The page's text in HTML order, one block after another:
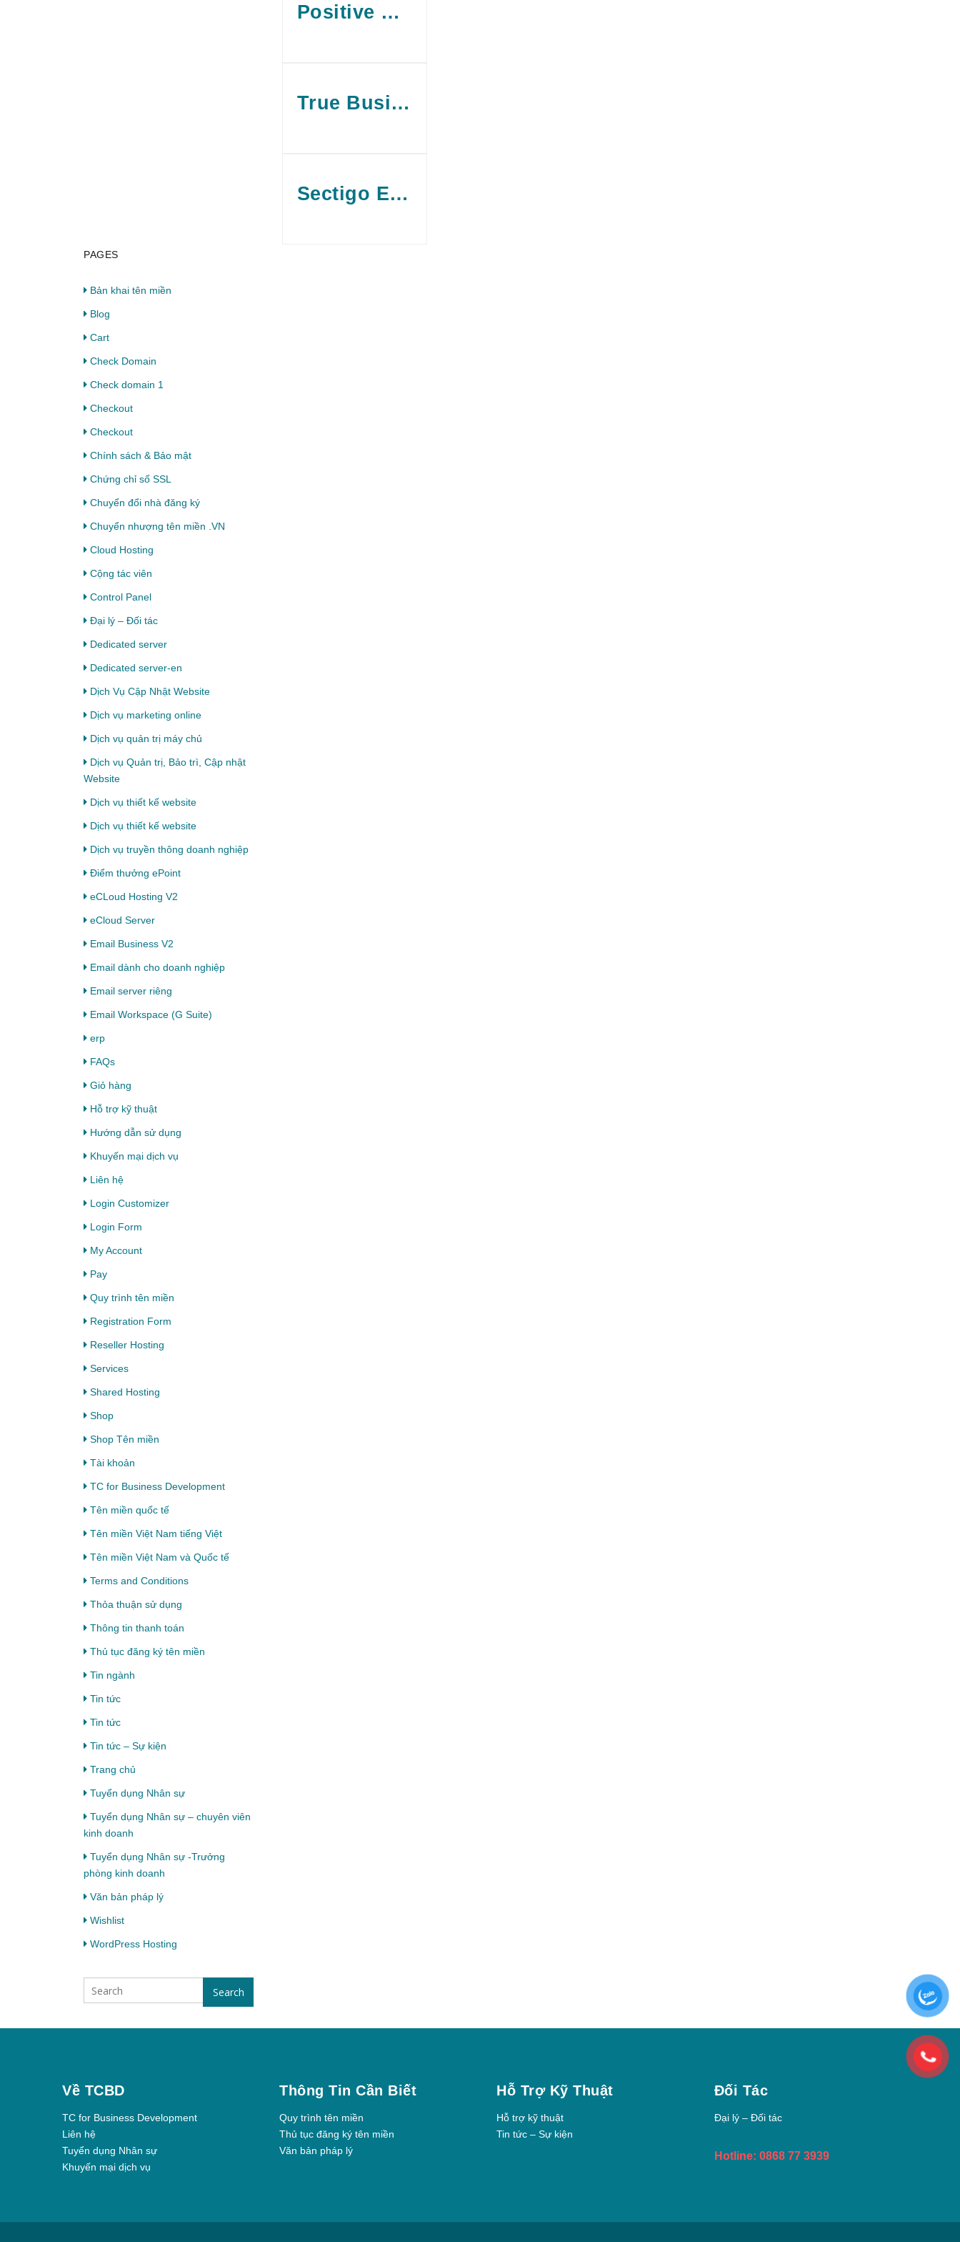
Positive SSL
True BusinessID
Sectigo EV SSL
PAGES
Bản khai tên miền
Blog
Cart
Check Domain
Check domain 1
Checkout
Checkout
Chính sách & Bảo mật
Chứng chỉ số SSL
Chuyển đổi nhà đăng ký
Chuyển nhượng tên miền .VN
Cloud Hosting
Cộng tác viên
Control Panel
Đại lý – Đối tác
Dedicated server
Dedicated server-en
Dịch Vụ Cập Nhật Website
Dịch vụ marketing online
Dịch vụ quản trị máy chủ
Dịch vụ Quản trị, Bảo trì, Cập nhật
Website
Dịch vụ thiết kế website
Dịch vụ thiết kế website
Dịch vụ truyền thông doanh nghiệp
Điểm thưởng ePoint
eCLoud Hosting V2
eCloud Server
Email Business V2
Email dành cho doanh nghiệp
Email server riêng
Email Workspace (G Suite)
erp
FAQs
Giỏ hàng
Hỗ trợ kỹ thuật
Hướng dẫn sử dụng
Khuyến mại dịch vụ
Liên hệ
Login Customizer
Login Form
My Account
Pay
Quy trình tên miền
Registration Form
Reseller Hosting
Services
Shared Hosting
Shop
Shop Tên miền
Tài khoản
TC for Business Development
Tên miền quốc tế
Tên miền Việt Nam tiếng Việt
Tên miền Việt Nam và Quốc tế
Terms and Conditions
Thỏa thuận sử dụng
Thông tin thanh toán
Thủ tục đăng ký tên miền
Tin ngành
Tin tức
Tin tức
Tin tức – Sự kiện
Trang chủ
Tuyển dụng Nhân sự
Tuyển dụng Nhân sự – chuyên viên
kinh doanh
Tuyển dụng Nhân sự -Trưởng
phòng kinh doanh
Văn bản pháp lý
Wishlist
WordPress Hosting
Search
Về TCBD
TC for Business Development
Liên hệ
Tuyển dụng Nhân sự
Khuyến mại dịch vụ
Thông Tin Cần Biết
Quy trình tên miền
Thủ tục đăng ký tên miền
Văn bản pháp lý
Hỗ Trợ Kỹ Thuật
Hỗ trợ kỹ thuật
Tin tức – Sự kiện
Đối Tác
Đại lý – Đối tác
Hotline: 0868 77 3939